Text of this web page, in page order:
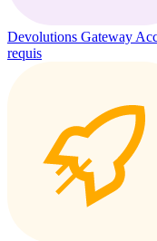
Devolutions Gateway
requis